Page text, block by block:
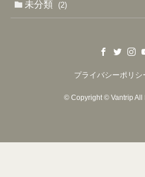
未分類 (2)
プライバシーポリシ
©Copyright © Vantrip All